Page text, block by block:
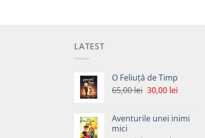
LATEST
O Feliuță de Timp
65,00lei Prețul
fost:
30,00 leiPrețul
30,00 lei.
Aventurile unei inimi
mici